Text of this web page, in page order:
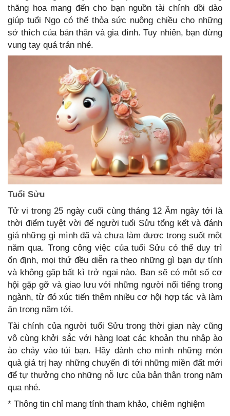
thăng hoa mang đến cho bạn nguồn tài chính dồi dào
giúp tuổi Ngọ có thể thỏa sức nuông chiều cho những
sở thích của bản thân và gia đình. Tuy nhiên, bạn đừng
vung tay quá trán nhé.
Tuổi Sửu
Tử vi trong 25 ngày cuối cùng tháng 12 Âm ngày tới là
thời điểm tuyệt vời để người tuổi Sửu tổng kết và đánh
giá những gì mình đã và chưa làm được trong suốt một
năm qua. Trong công việc của tuổi Sửu có thể duy trì
ổn định, mọi thứ đều diễn ra theo những gì bạn dự tính
và không gặp bất kì trở ngại nào. Bạn sẽ có một số cơ
hội gặp gỡ và giao lưu với những người nổi tiếng trong
ngành, từ đó xúc tiến thêm nhiều cơ hội hợp tác và làm
ăn trong năm tới.
Tài chính của người tuổi Sửu trong thời gian này cũng
vô cùng khởi sắc với hàng loạt các khoản thu nhập ào
ào chảy vào túi bạn. Hãy dành cho mình những món
quà giá trị hay những chuyến đi tới những miền đất mới
để tự thưởng cho những nỗ lực của bản thân trong năm
qua nhé.
* Thông tin chỉ mang tính tham khảo, chiêm nghiệm